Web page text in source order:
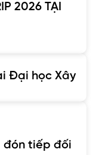
2026 TẠI
Đại học Xây
đón tiếp đối